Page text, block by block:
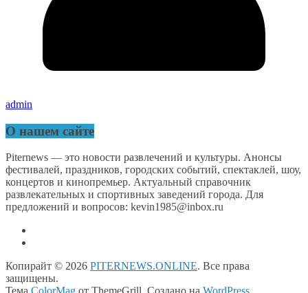
admin
О нашем сайте
Piternews — это новости развлечений и культуры. Анонсы
фестивалей, праздников, городских событий, спектаклей, шоу,
концертов и кинопремьер. Актуальный справочник
развлекательных и спортивных заведений города. Для
предложений и вопросов: kevin1985@inbox.ru
Копирайт © 2026 PITERNEWS.ONLINE. Все права
защищены.